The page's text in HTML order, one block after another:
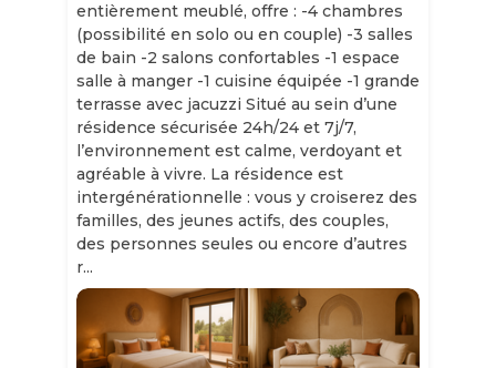
entièrement meublé, offre : -4 chambres
(possibilité en solo ou en couple) -3 salles
de bain -2 salons confortables -1 espace
salle à manger -1 cuisine équipée -1 grande
terrasse avec jacuzzi Situé au sein d’une
résidence sécurisée 24h/24 et 7j/7,
l’environnement est calme, verdoyant et
agréable à vivre. La résidence est
intergénérationnelle : vous y croiserez des
familles, des jeunes actifs, des couples,
des personnes seules ou encore d’autres
r...
Slide 1 of 11